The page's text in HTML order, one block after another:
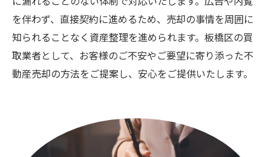
を伴わず、直接契約に進めるため、売却の事情を周囲に
知られることなく資産整理を進められます。板橋区の買
取業者として、お客様のご不安やご要望に寄り添った不
動産売却の方法をご提案し、安心をご提供いたします。